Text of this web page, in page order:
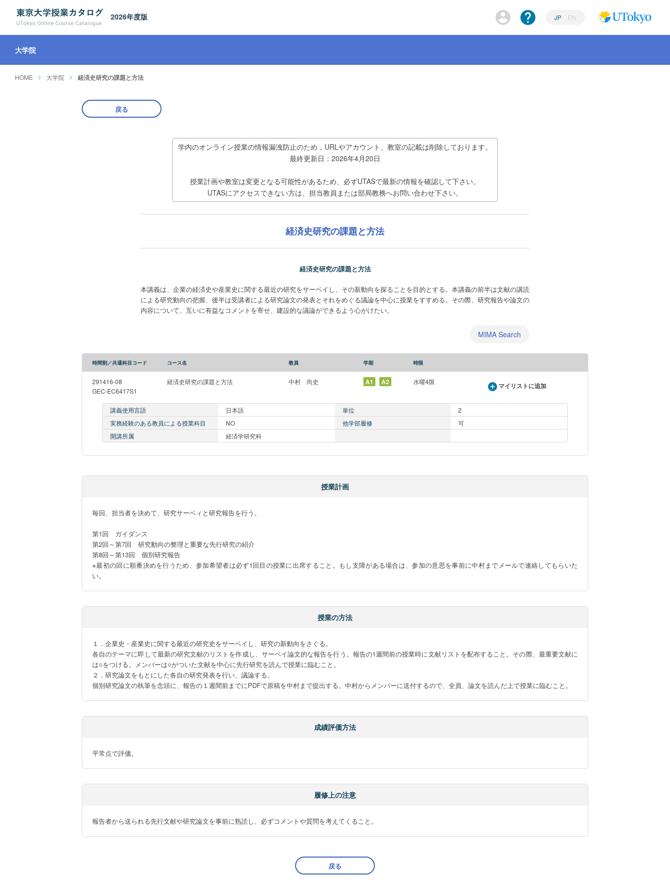
2026年度版 JP EN
大学院
HOME 大学院 経済史研究の課題と方法
戻る
学内のオンライン授業の情報漏洩防止のため，URLやアカウント、教室の記載は削除しております。
最終更新日：2026年4月20日
授業計画や教室は変更となる可能性があるため、必ずUTASで最新の情報を確認して下さい。
UTASにアクセスできない方は、担当教員または部局教務へお問い合わせ下さい。
経済史研究の課題と方法
経済史研究の課題と方法
本講義は、企業の経済史や産業史に関する最近の研究をサーベイし、その新動向を探ることを目的とする。本講義の前半は文献の講読
による研究動向の把握、後半は受講者による研究論文の発表とそれをめぐる議論を中心に授業をすすめる。その際、研究報告や論文の
内容について、互いに有益なコメントを寄せ、建設的な議論ができるよう心がけたい。
MIMA Search
時間割／共通科目コード コース名 教員 学期 時限
291416-08
GEC-EC6417S1
経済史研究の課題と方法 中村 尚史 A1 A2 水曜4限 マイリストに追加
講義使用言語 日本語 単位
2
実務経験のある教員による授業科目
NO 他学部履修
可
開講所属
経済学研究科
授業計画
毎回、担当者を決めて、研究サーベィと研究報告を行う。
第1回　ガイダンス
第2回～第7回　研究動向の整理と重要な先行研究の紹介
第8回～第13回　個別研究報告
※最初の回に順番決めを行うため、参加希望者は必ず1回目の授業に出席すること。もし支障がある場合は、参加の意思を事前に中村までメールで連絡してもらいた
い。
授業の方法
１．企業史・産業史に関する最近の研究史をサーベイし、研究の新動向をさぐる。
各自のテーマに即して最新の研究文献のリストを作成し、サーベイ論文的な報告を行う。報告の1週間前の授業時に文献リストを配布すること。その際、最重要文献に
は○をつける。メンバーは○がついた文献を中心に先行研究を読んで授業に臨むこと。
２．研究論文をもとにした各自の研究発表を行い、議論する。
個別研究論文の執筆を念頭に、報告の１週間前までにPDFで原稿を中村まで提出する。中村からメンバーに送付するので、全員、論文を読んだ上で授業に臨むこと。
成績評価方法
平常点で評価。
履修上の注意
報告者から送られる先行文献や研究論文を事前に熟読し、必ずコメントや質問を考えてくること。
戻る